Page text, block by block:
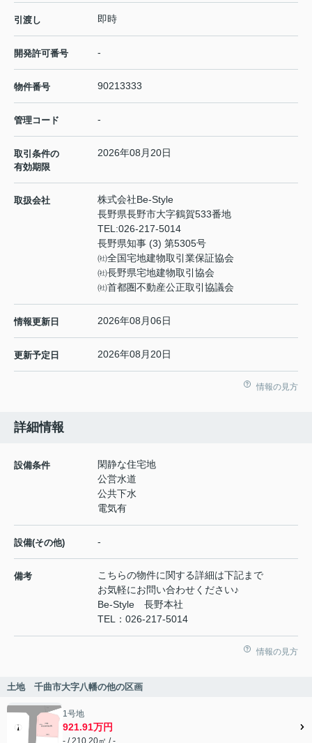
引渡し 即時
開発許可番号 -
物件番号 90213333
管理コード -
取引条件の
有効期限
2026年08月20日
取扱会社
株式会社Be-Style
長野県長野市大字鶴賀533番地
TEL:026-217-5014
長野県知事 (3) 第5305号
㈳全国宅地建物取引業保証協会
㈳長野県宅地建物取引協会
㈳首都圏不動産公正取引協議会
情報更新日 2026年08月06日
更新予定日 2026年08月20日
情報の見方
詳細情報
設備条件
閑静な住宅地
公営水道
公共下水
電気有
設備(その他) -
備考
こちらの物件に関する詳細は下記まで
お気軽にお問い合わせください♪
Be-Style 長野本社
TEL：026-217-5014
情報の見方
土地 千曲市大字八幡の他の区画
1号地
921.91万円
- / 210.20㎡ / -